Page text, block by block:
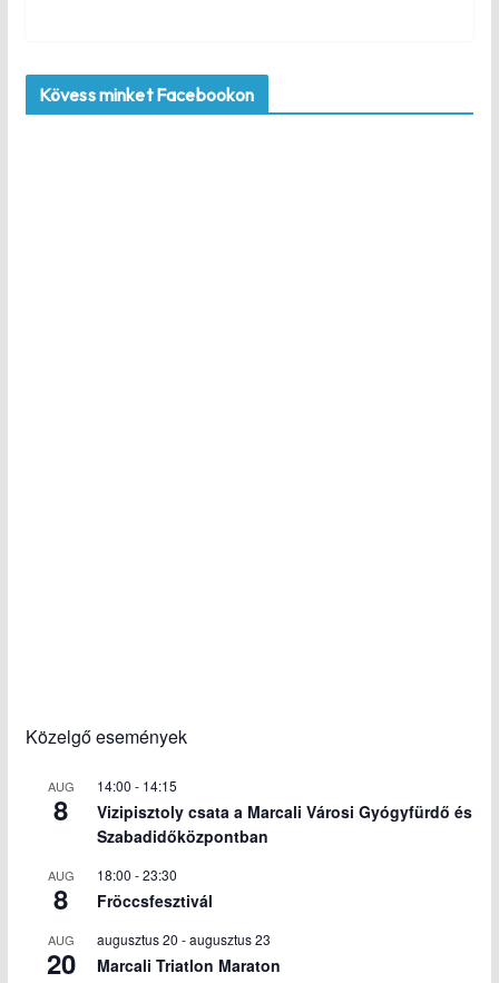
Kövess minket Facebookon
Közelgő események
AUG
8
14:00 - 14:15
Vizipisztoly csata a Marcali Városi Gyógyfürdő és
Szabadidőközpontban
AUG
8
18:00 -23:30
Fröccsfesztivál
AUG
20
augusztus 20 -augusztus 23
Marcali Triatlon Maraton